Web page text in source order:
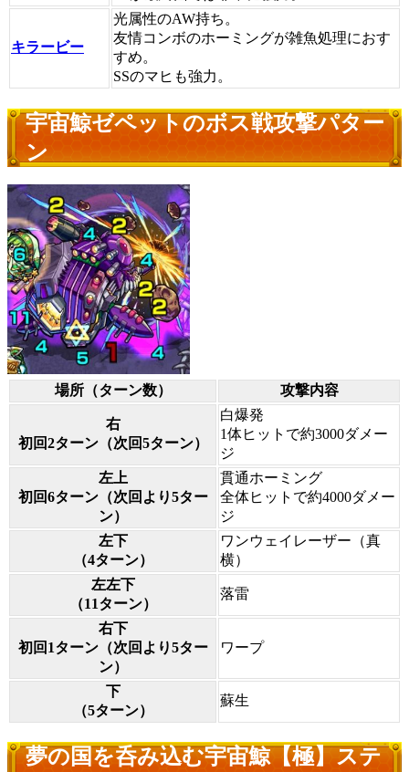
キラービー
光属性のAW持ち。
友情コンボのホーミングが雑魚処理におす
すめ。
SSのマヒも強力。
宇宙鯨ゼペットのボス戦攻撃パター
ン
場所（ターン数） 攻撃内容
右
初回2ターン（次回5ターン）
白爆発
1体ヒットで約3000ダメー
ジ
左上
初回6ターン（次回より5ター
ン）
貫通ホーミング
全体ヒットで約4000ダメー
ジ
左下
（4ターン）
ワンウェイレーザー（真
横）
左左下
（11ターン）
落雷
右下
初回1ターン（次回より5ター
ン）
ワープ
下
（5ターン）
蘇生
夢の国を呑み込む宇宙鯨【極】ステ